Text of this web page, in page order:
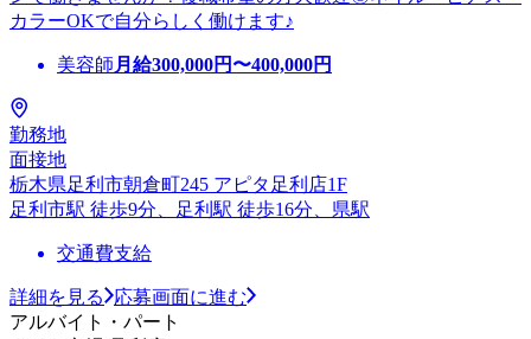
カラーOKで自分らしく働けます♪
美容師 月給300,000円〜400,000円
勤務地
面接地
栃木県足利市朝倉町245 アピタ足利店1F
足利市駅 徒歩9分、足利駅 徒歩16分、県駅
交通費支給
詳細を見る
応募画面に進む
アルバイト・パート